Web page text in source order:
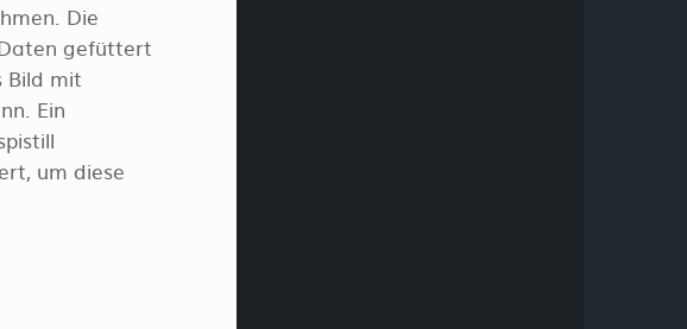
Die
Daten gefüttert
Bild mit
Ein
um diese